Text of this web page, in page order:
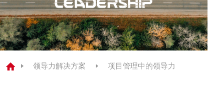
关于我们
领导力解决方案
领导力解决方案 项目管理中的领导力